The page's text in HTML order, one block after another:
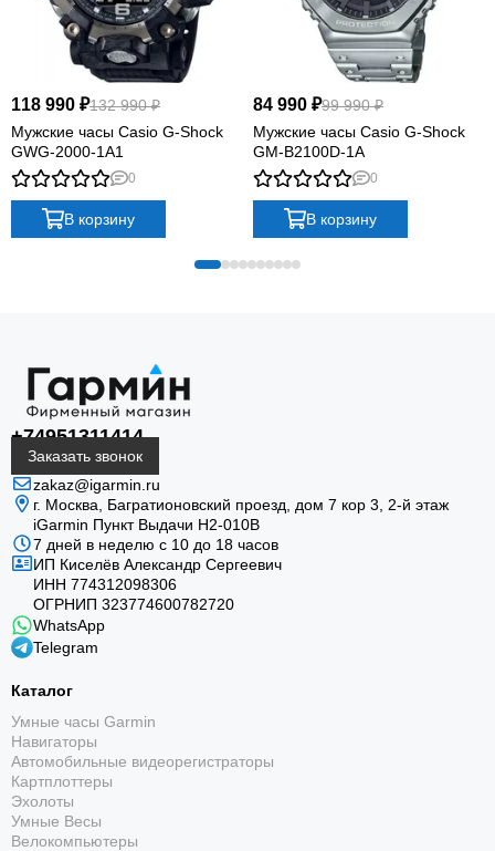
118 990 ₽132 990 ₽
Мужские часы Casio G-Shock
GWG-2000-1A1
0
В корзину
84 990 ₽99 990 ₽
Мужские часы Casio G-Shock
GM-B2100D-1A
0
В корзину
+74951311414
Заказать звонок
zakaz@igarmin.ru
г. Москва, Багратионовский проезд, дом 7 кор 3, 2-й этаж
iGarmin Пункт Выдачи Н2-010В
7 дней в неделю с 10 до 18 часов
ИП Киселёв Александр Сергеевич
ИНН 774312098306
ОГРНИП 323774600782720
WhatsApp
Telegram
Каталог
Умные часы Garmin
Навигаторы
Автомобильные видеорегистраторы
Картплоттеры
Эхолоты
Умные Весы
Велокомпьютеры